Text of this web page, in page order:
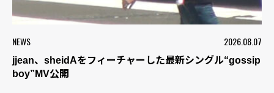
NEWS 2026.08.07
jjean、sheidAをフィーチャーした最新シングル“gossip
boy”MV公開